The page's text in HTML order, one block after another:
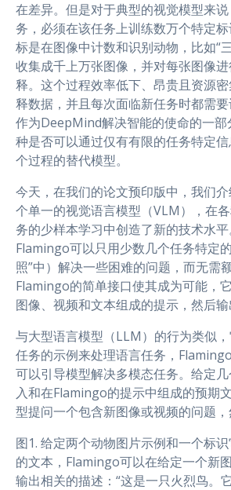
在差异。但是对于典型的视觉模型来
务，必须在该任务上训练数万个特定
标是在图像中计数和识别动物，比如“
收集成千上万张图像，并对每张图像
释。这个过程效率低下、昂贵且资源
释数据，并且每次面临新任务时都需要
作为DeepMind解决智能的使命的一部
种是否可以通过仅有有限的任务特定
个过程的替代模型。
今天，在我们的论文预印版中，我们
个单一的视觉语言模型（VLM），在
务的少样本学习中创造了新的技术水
Flamingo可以只用少数几个任务特定
照”中）解决一些困难的问题，而无需
Flamingo的简单接口使其成为可能，
图像、视频和文本组成的提示，然后输
与大型语言模型（LLM）的行为类似
任务的示例来处理语言任务，
可以引导模型解决多模态任务。给定
入和在Flamingo的提示中组成的预期
型提问一个包含新图像或视频的问题，
图1. 给定两个动物图片示例和一个标
的文本，Flamingo可以在给定一个新
输出相关的描述：“这是一只火烈鸟。